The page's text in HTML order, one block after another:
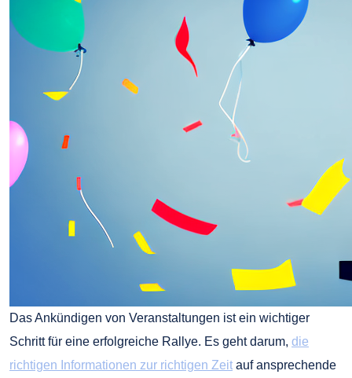
Das Ankündigen von Veranstaltungen ist ein wichtiger
Schritt für eine erfolgreiche Rallye. Es geht darum, die
richtigen Informationen zur richtigen Zeit auf ansprechende